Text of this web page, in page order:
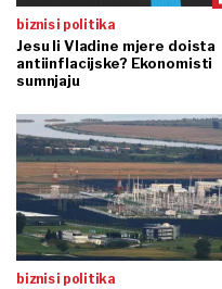
biznis i politika
Jesu li Vladine mjere doista
antiinflacijske? Ekonomisti
sumnjaju
biznis i politika